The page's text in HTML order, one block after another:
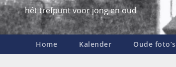
hét trefpunt voor jong en oud
Home Kalender Oude foto’s